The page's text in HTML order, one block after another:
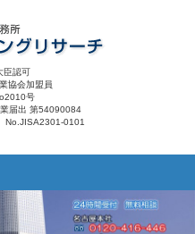
臣認可
協会加盟員
号
届出 第54090084
0101